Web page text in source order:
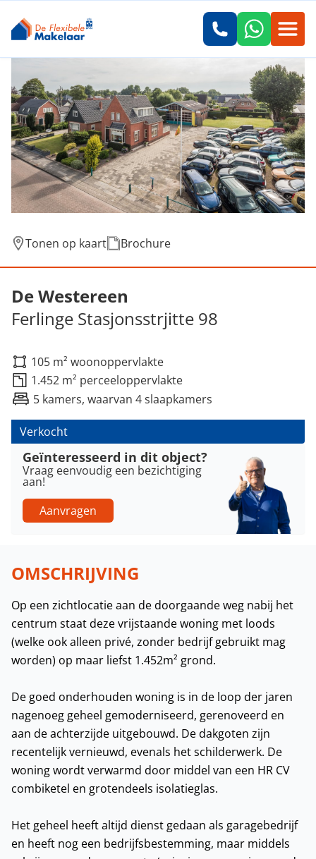
Tonen op kaart Brochure
De Westereen
Ferlinge Stasjonsstrjitte 98
105 m² woonoppervlakte
1.452 m² perceeloppervlakte
5 kamers, waarvan 4 slaapkamers
Verkocht
Geïnteresseerd in dit object?
Vraag eenvoudig een bezichtiging
aan!
Aanvragen
OMSCHRIJVING
Op een zichtlocatie aan de doorgaande weg nabij het
centrum staat deze vrijstaande woning met loods
(welke ook alleen privé, zonder bedrijf gebruikt mag
worden) op maar liefst 1.452m² grond.
De goed onderhouden woning is in de loop der jaren
nagenoeg geheel gemoderniseerd, gerenoveerd en
aan de achterzijde uitgebouwd. De dakgoten zijn
recentelijk vernieuwd, evenals het schilderwerk. De
woning wordt verwarmd door middel van een HR CV
combiketel en grotendeels isolatieglas.
Het geheel heeft altijd dienst gedaan als garagebedrijf
en heeft nog een bedrijfsbestemming, maar middels